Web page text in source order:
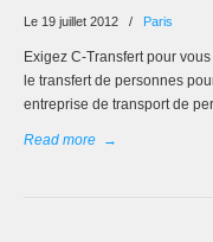
Le 19 juillet 2012 / Paris
Exigez C-Transfert pour
le transfert de personnes
entreprise de transport de
Read more →